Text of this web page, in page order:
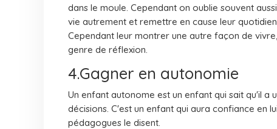
dans le moule. Cependant on oublie souvent
vie autrement et remettre en cause leur
Cependant leur montrer une autre façon de
genre de réflexion.
4.Gagner en autonomie
Un enfant autonome est un enfant qui sait qu'il a
décisions. C'est un enfant qui aura confiance en
pédagogues le disent.